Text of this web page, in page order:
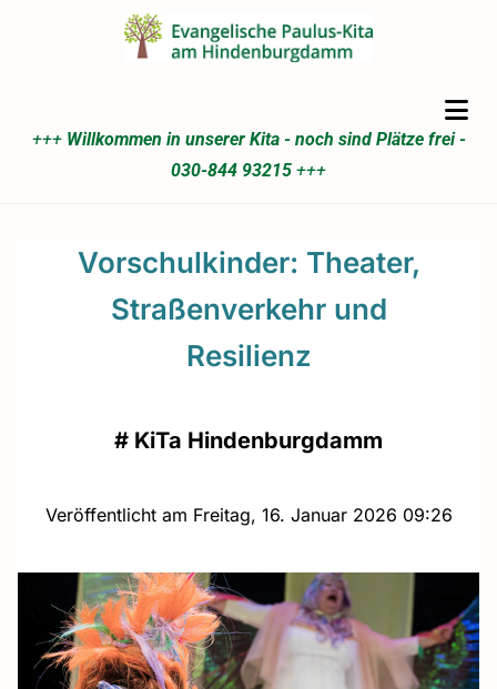
+++ Willkommen in unserer Kita - noch sind Plätze frei -
030-844 93215 +++
Vorschulkinder: Theater,
Straßenverkehr und
Resilienz
# KiTa Hindenburgdamm
Veröffentlicht am Freitag, 16. Januar 2026 09:26